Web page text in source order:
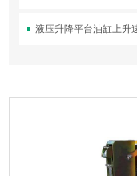
液压升降平台油缸上升